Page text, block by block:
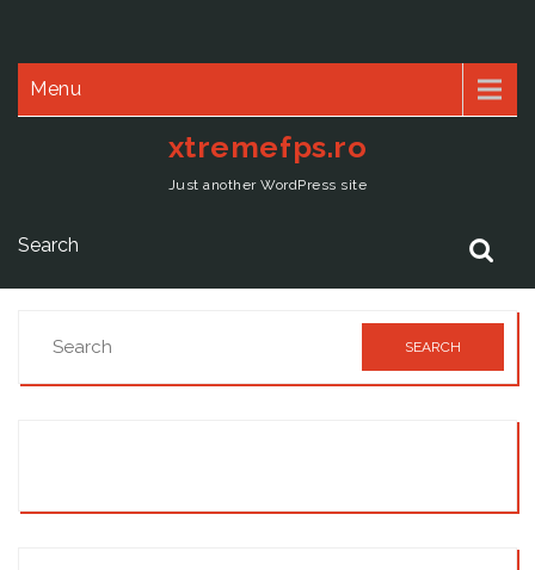
Menu
xtremefps.ro
Just another WordPress site